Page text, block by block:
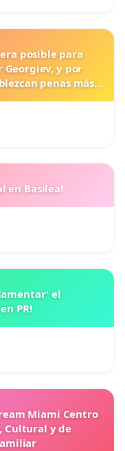
posible para
Georgiev, y por
penas más
en Basilea!
el
PR!
Miami Centro
Cultural y de